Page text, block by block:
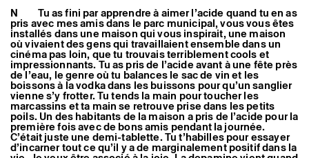
N Tu as fini par apprendre à aimer l’acide quand tu en as
pris avec mes amis dans le parc municipal, vous vous êtes
installés dans une maison qui vous inspirait, une maison
où vivaient des gens qui travaillaient ensemble dans un
cinéma pas loin, que tu trouvais terriblement cools et
impressionnants. Tu as pris de l’acide avant à une fête près
de l’eau, le genre où tu balances le sac de vin et les
boissons à la vodka dans les buissons pour qu’un sanglier
vienne s’y frotter. Tu tends la main pour toucher les
marcassins et ta main se retrouve prise dans les petits
poils. Un des habitants de la maison a pris de l’acide pour la
première fois avec de bons amis pendant la journée.
C’était juste une demi-tablette. Tu t’habilles pour essayer
d’incarner tout ce qu’il y a de marginalement positif dans la